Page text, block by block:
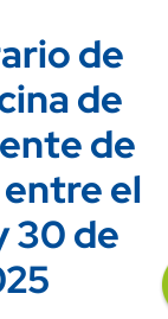
de
de
de
el
30 de